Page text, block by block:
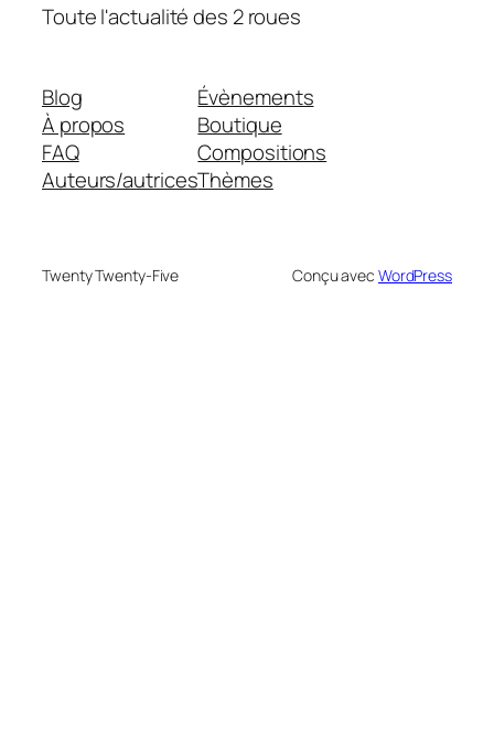
Toute l'actualité des 2 roues
Blog
À propos
FAQ
Auteurs/autrices
Évènements
Boutique
Compositions
Thèmes
Twenty Twenty-Five Conçu avec WordPress